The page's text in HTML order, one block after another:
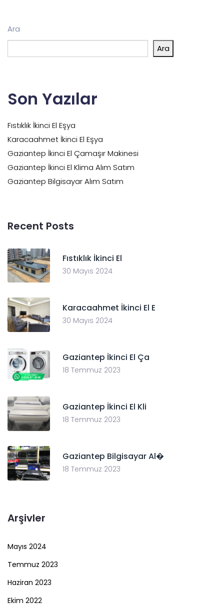
Ara
Ara
Son Yazılar
Fıstıklık İkinci El Eşya
Karacaahmet İkinci El Eşya
Gaziantep İkinci El Çamaşır Makinesi
Gaziantep İkinci El Klima Alım Satım
Gaziantep Bilgisayar Alım Satım
Recent Posts
Fıstıklık İkinci El
30 Mayıs 2024
Karacaahmet İkinci El E
30 Mayıs 2024
Gaziantep İkinci El Ça
18 Temmuz 2023
Gaziantep İkinci El Kli
18 Temmuz 2023
Gaziantep Bilgisayar Al�
18 Temmuz 2023
Arşivler
Mayıs 2024
Temmuz 2023
Haziran 2023
Ekim 2022